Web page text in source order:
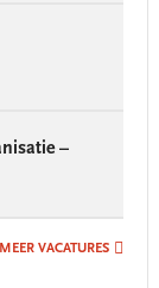
–
MEER VACATURES